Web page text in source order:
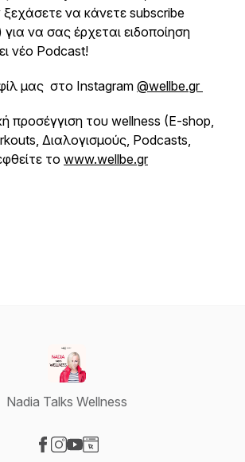
να κάνετε subscribe
για να σας έρχεται ειδοποίηση
νέο Podcast!
μας στο Instagram @wellbe.gr
προσέγγιση του wellness (E-shop,
Διαλογισμούς, Podcasts,
το www.wellbe.gr
Nadia Talks Wellness